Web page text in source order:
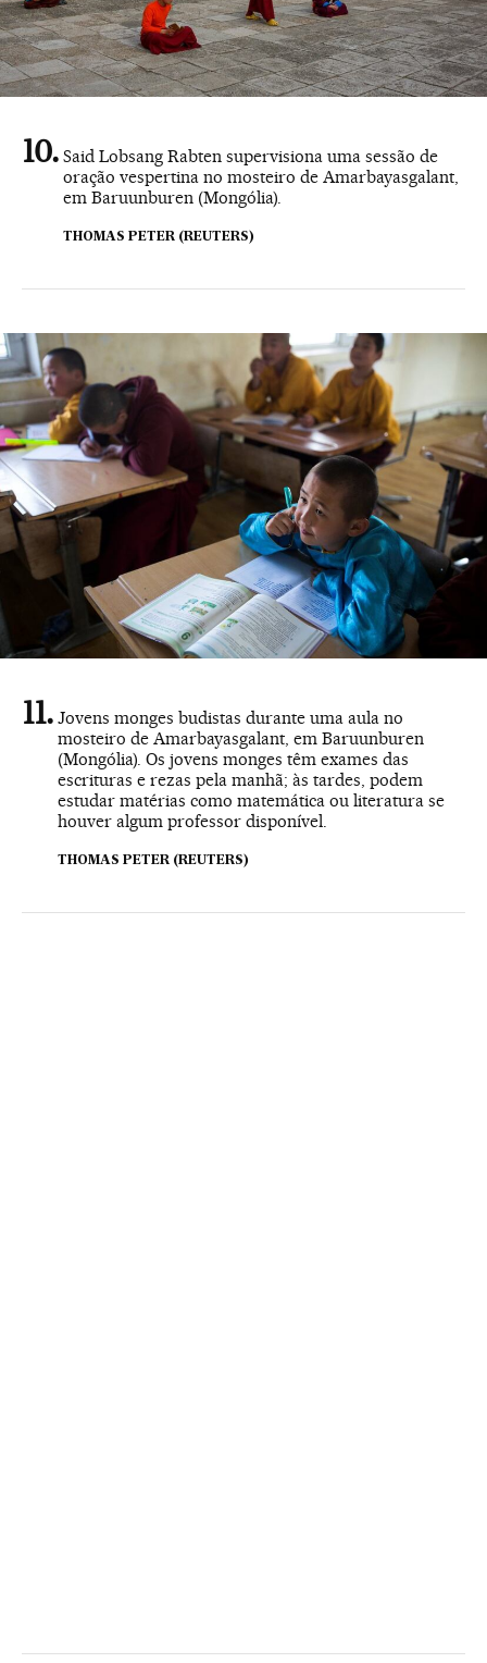
Said Lobsang Rabten supervisiona uma sessão de
oração vespertina no mosteiro de Amarbayasgalant,
em Baruunburen (Mongólia).
THOMAS PETER (REUTERS)
Jovens monges budistas durante uma aula no
mosteiro de Amarbayasgalant, em Baruunburen
(Mongólia). Os jovens monges têm exames das
escrituras e rezas pela manhã; às tardes, podem
estudar matérias como matemática ou literatura se
houver algum professor disponível.
THOMAS PETER (REUTERS)